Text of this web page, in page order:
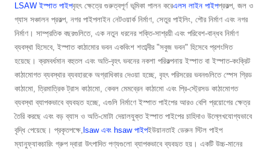
LSAW ইস্পাত পাইপবৃহৎ ক্ষেত্রে গুরুত্বপূর্ণ ভূমিকা পালন করেএলস লাইন পাইপপ্রকল্প, জল ও
গ্যাস সঞ্চালন প্রকল্প, নগর পাইপলাইন নেটওয়ার্ক নির্মাণ, সেতুর পাইলিং, পৌর নির্মাণ এবং নগর
নির্মাণ। সাম্প্রতিক বছরগুলিতে, এক নতুন ধরনের শক্তি-সাশ্রয়ী এবং পরিবেশ-বান্ধব নির্মাণ
ব্যবস্থা হিসেবে, ইস্পাত কাঠামোর ভবন একবিংশ শতাব্দীর "সবুজ ভবন" হিসেবে প্রশংসিত
হয়েছে। ক্রমবর্ধমান বহুতল এবং অতি-বৃহৎ ভবনের নকশা পরিকল্পনায় ইস্পাত বা ইস্পাত-কংক্রিট
কাঠামোগত ব্যবস্থার ব্যবহারকে অগ্রাধিকার দেওয়া হচ্ছে, বৃহৎ পরিসরের ভবনগুলিতে স্পেস গ্রিড
কাঠামো, ত্রিমাত্রিক ট্রাস কাঠামো, কেবল মেমব্রেন কাঠামো এবং প্রি-স্ট্রেসড কাঠামোগত
ব্যবস্থা ব্যাপকভাবে ব্যবহৃত হচ্ছে, এগুলি নির্মাণে ইস্পাত পাইপের আরও বেশি প্রয়োগের ক্ষেত্র
তৈরি করছে এবং বড় ব্যাস ও অতি-মোটা দেয়ালযুক্ত ইস্পাত পাইপের চাহিদাও উল্লেখযোগ্যভাবে
বৃদ্ধি পেয়েছে। প্রকৃতপক্ষে,lsaw এবং hsaw পাইপইউয়ানতাই ডেরুন স্টিল পাইপ
ম্যানুফ্যাকচারিং গ্রুপ দ্বারা উৎপাদিত পণ্যগুলো ব্যাপকভাবে ব্যবহৃত হয়। একটি উচ্চ-মানের